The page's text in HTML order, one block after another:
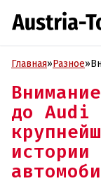
Главная»Разное»
до
истории